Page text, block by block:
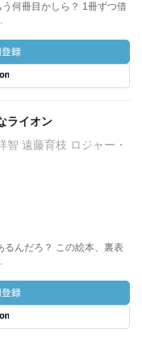
何冊目かしら？ 1冊ずつ借
ライオン
智 遠藤育枝 ロジャー・
るんだろ？ この絵本、裏表